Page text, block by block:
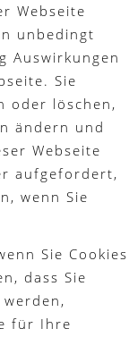
Webseite
unbedingt
Auswirkungen
Sie
oder löschen,
ändern und
Webseite
aufgefordert,
wenn Sie
Sie Cookies
dass Sie
für Ihre